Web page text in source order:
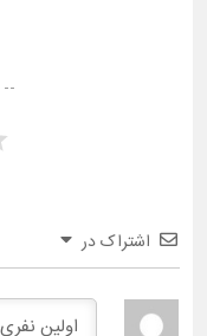
اشتراک در